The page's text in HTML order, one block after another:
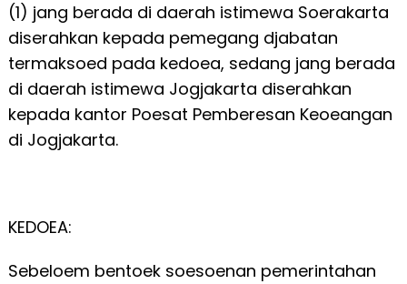
(1) jang berada di daerah istimewa Soerakarta
diserahkan kepada pemegang djabatan
termaksoed pada kedoea, sedang jang berada
di daerah istimewa Jogjakarta diserahkan
kepada kantor Poesat Pemberesan Keoeangan
di Jogjakarta.
KEDOEA:
Sebeloem bentoek soesoenan pemerintahan